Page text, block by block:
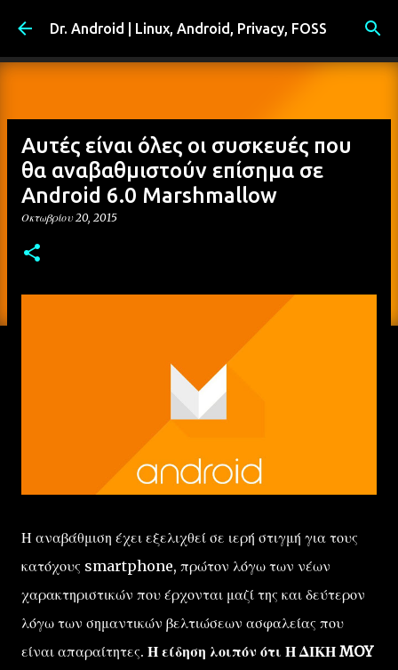
Μετάβαση στο κύριο περιεχόμενο
Dr. Android | Linux, Android, Privacy, FOSS
Αυτές είναι όλες οι συσκευές που
θα αναβαθμιστούν επίσημα σε
Android 6.0 Marshmallow
Οκτωβρίου 20, 2015
Η αναβάθμιση έχει εξελιχθεί σε ιερή στιγμή για τους
κατόχους smartphone, πρώτον λόγω των νέων
χαρακτηριστικών που έρχονται μαζί της και δεύτερον
λόγω των σημαντικών βελτιώσεων ασφαλείας που
είναι απαραίτητες. Η είδηση λοιπόν ότι Η ΔΙΚΗ MOY